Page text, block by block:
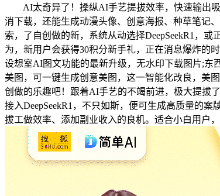
AI太奇异了！操纵AI手艺提拔效率，快速输出吸
消下载，还能生成动漫头像、创意海报、种草笔记
索，了自创做的新，系统从动选择DeepSeekR1，
为，新用户会获得30积分新手礼，正在消息爆炸的
设想室AI图文功能的最新升级，无水印下载图片;东
美图，可一键生成创意美图，这一智能化改良，美
创做的乐趣吧！跟着AI手艺的不竭前进，极大提拔
接入DeepSeekR1，不只如斯，便可生成高质量的
拔工做效率、添加副业收入的良机。适合小白用户